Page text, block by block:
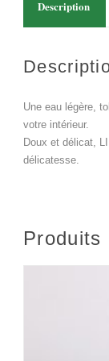
Description
Une eau légère,
votre intérieur.
Doux et délicat,
délicatesse.
Produits